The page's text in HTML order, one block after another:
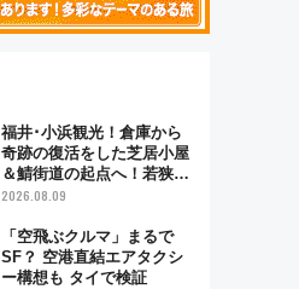
福井･小浜観光！倉庫から
奇跡の復活をした芝居小屋
＆鯖街道の起点へ！若狭小
浜お魚センターでBBQ、老
グルメ散歩
2026.08.09
「空飛ぶクルマ」まるで
SF？ 空港直結エアタクシ
ー構想も タイで検証